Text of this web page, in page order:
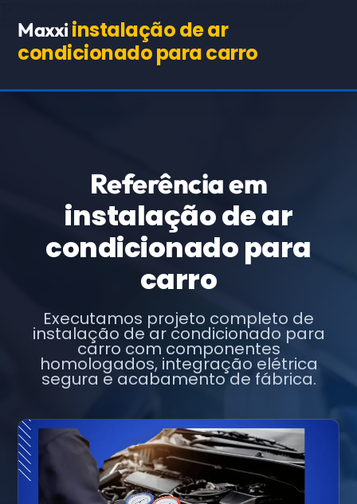
TROCANDO APENAS OS TEXTOS E URLs INDICADOS)
Maxxi instalação de ar
condicionado para carro
Referência em
instalação de ar
condicionado para
carro
Executamos projeto completo de
instalação de ar condicionado para
carro com componentes
homologados, integração elétrica
segura e acabamento de fábrica.